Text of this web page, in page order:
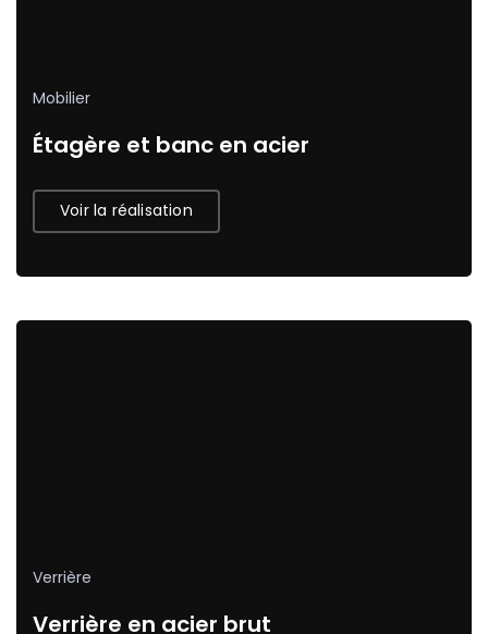
Mobilier
Étagère et banc en acier
Voir la réalisation
Verrière
Verrière en acier brut